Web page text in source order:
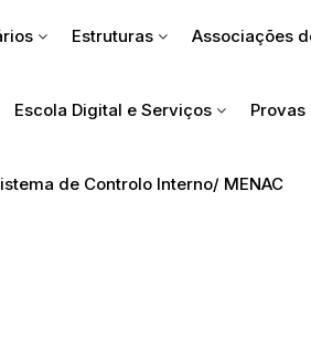
Estruturas Associações
Escola Digital e Serviços Provas
de Controlo Interno/ MENAC